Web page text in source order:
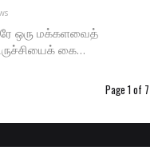
ஒரு மக்களவைத்
கை…
Page 1 of 7